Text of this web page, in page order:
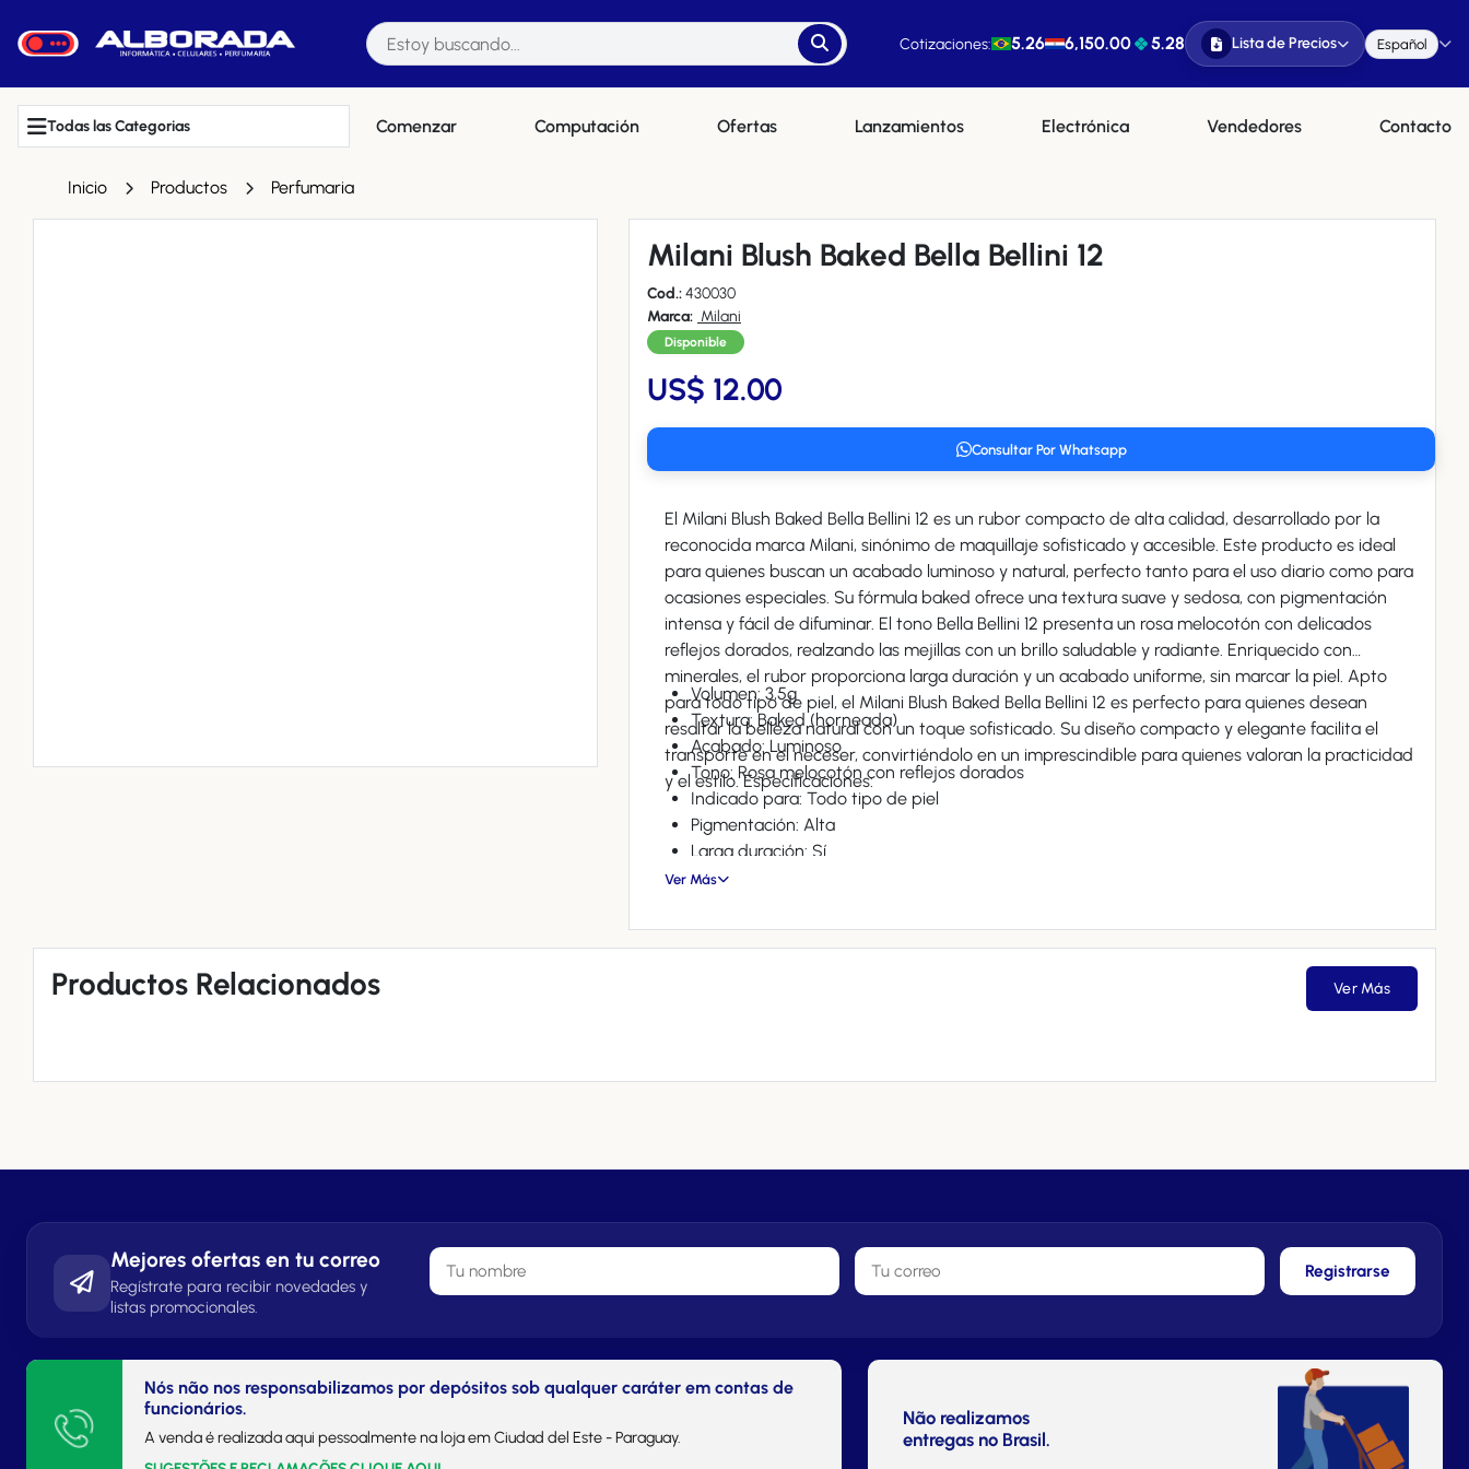
Cotizaciones: 5.26 6,150.00 5.28 Lista de Precios Español
Todas las Categorias Comenzar Computación Ofertas Lanzamientos Electrónica Vendedores Contacto
Inicio Productos Perfumaria
Milani Blush Baked Bella Bellini 12
Cod.:430030
Marca: Milani
Disponible
US$ 12.00
Consultar Por Whatsapp
El Milani Blush Baked Bella Bellini 12 es un rubor compacto de alta calidad, desarrollado por la
reconocida marca Milani, sinónimo de maquillaje sofisticado y accesible. Este producto es ideal
para quienes buscan un acabado luminoso y natural, perfecto tanto para el uso diario como para
ocasiones especiales. Su fórmula baked ofrece una textura suave y sedosa, con pigmentación
intensa y fácil de difuminar. El tono Bella Bellini 12 presenta un rosa melocotón con delicados
reflejos dorados, realzando las mejillas con un brillo saludable y radiante. Enriquecido con
minerales, el rubor proporciona larga duración y un acabado uniforme, sin marcar la piel. Apto
para todo tipo de piel, el Milani Blush Baked Bella Bellini 12 es perfecto para quienes desean
resaltar la belleza natural con un toque sofisticado. Su diseño compacto y elegante facilita el
transporte en el neceser, convirtiéndolo en un imprescindible para quienes valoran la practicidad
y el estilo. Especificaciones:
Volumen: 3,5g
Textura: Baked (horneada)
Acabado: Luminoso
Tono: Rosa melocotón con reflejos dorados
Indicado para: Todo tipo de piel
Pigmentación: Alta
Larga duración: Sí
Origen: Italia
Ver Más
Productos Relacionados Ver Más
Mejores ofertas en tu correo
Regístrate para recibir novedades y
listas promocionales.
Registrarse
Nós não nos responsabilizamos por depósitos sob qualquer caráter em contas de
funcionários.
A venda é realizada aqui pessoalmente na loja em Ciudad del Este - Paraguay.
Não realizamos
entregas no Brasil.